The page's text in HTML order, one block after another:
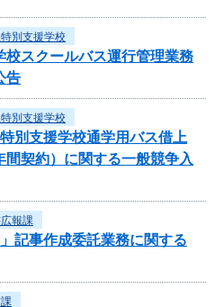
別支援学校
校スクールバス運行管理業務
告
別支援学校
別支援学校通学用バス借上
契約）に関する一般競争入
報課
記事作成委託業務に関する